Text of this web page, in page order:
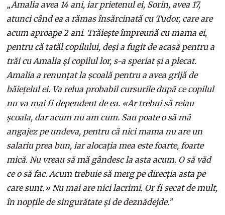
„Amalia avea 14 ani, iar prietenul ei, Sorin, avea 17,
atunci când ea a rămas însărcinată cu Tudor, care are
acum aproape 2 ani. Trăiește împreună cu mama ei,
pentru că tatăl copilului, deși a fugit de acasă pentru a
trăi cu Amalia și copilul lor, s-a speriat și a plecat.
Amalia a renunțat la școală pentru a avea grijă de
băiețelul ei. Va relua probabil cursurile după ce copilul
nu va mai fi dependent de ea. «Ar trebui să reiau
școala, dar acum nu am cum. Sau poate o să mă
angajez pe undeva, pentru că nici mama nu are un
salariu prea bun, iar alocația mea este foarte, foarte
mică. Nu vreau să mă gândesc la asta acum. O să văd
ce o să fac. Acum trebuie să merg pe direcția asta pe
care sunt.» Nu mai are nici lacrimi. Or fi secat de mult,
în nopțile de singurătate și de deznădejde.”